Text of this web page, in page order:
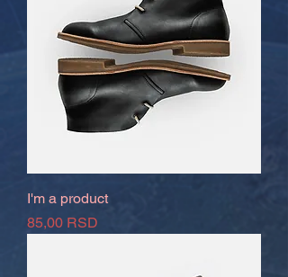
I'm a product
Prix
85,00 RSD